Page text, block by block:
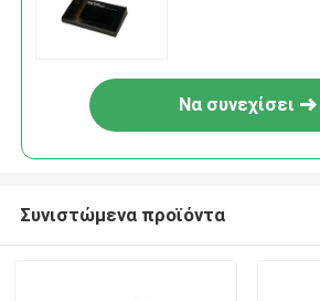
Να συνεχίσει
Συνιστώμενα προϊόντα